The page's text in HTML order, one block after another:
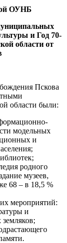
ОУНБ
и Год 70-
области от
Пскова
области были:
модельных
и
родного
музеев,
68 – в 18,5 %
мероприятий:
и